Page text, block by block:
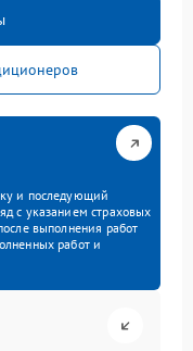
и последующий
с указанием страховых
выполнения работ
работ и